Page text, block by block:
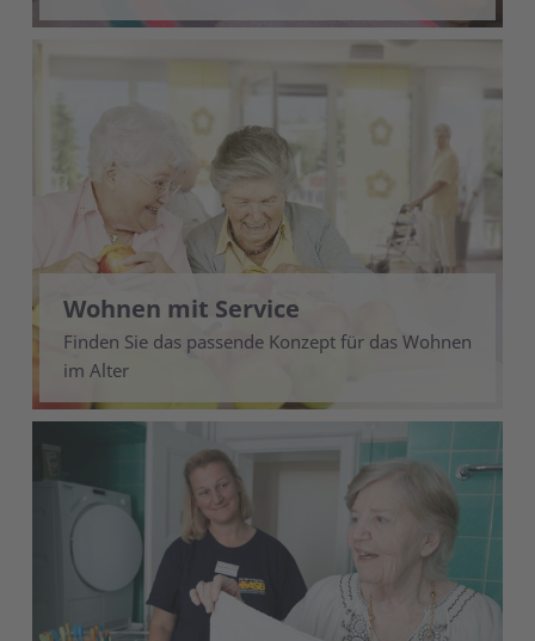
Wohnen mit Service
Finden Sie das passende Konzept für das Wohnen
im Alter